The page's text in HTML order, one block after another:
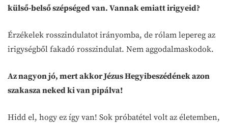
külső-belső szépséged van. Vannak emiatt irigyeid?
Érzékelek rosszindulatot irányomba, de rólam lepereg az
irigységből fakadó rosszindulat. Nem aggodalmaskodok.
Az nagyon jó, mert akkor Jézus Hegyibeszédének azon
szakasza neked ki van pipálva!
Hidd el, hogy ez így van! Sok próbatétel volt az életemben,